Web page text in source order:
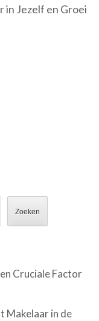
Jezelf en Groei
Zoeken
Cruciale Factor
Makelaar in de